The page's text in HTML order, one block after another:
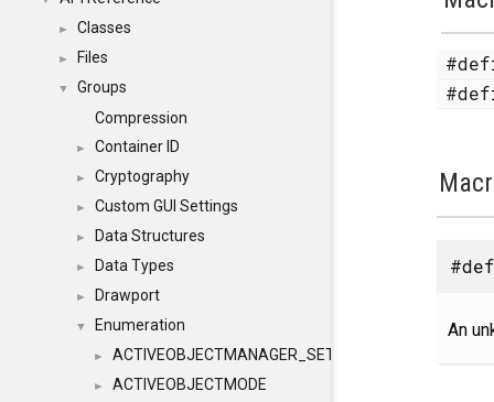
► Classes
► Files
▼
Groups
Compression
► Container ID
► Cryptography
► Custom GUI Settings
► Data Structures
► Data Types
► Drawport
▼ Enumeration
► ACTIVEOBJECTMANAGER_SETOBJECTS
► ACTIVEOBJECTMODE
An